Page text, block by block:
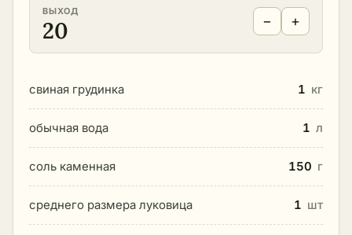
ВЫХОД
20 − +
свиная грудинка 1 кг
обычная вода 1 л
соль каменная 150 г
среднего размера луковица 1 шт